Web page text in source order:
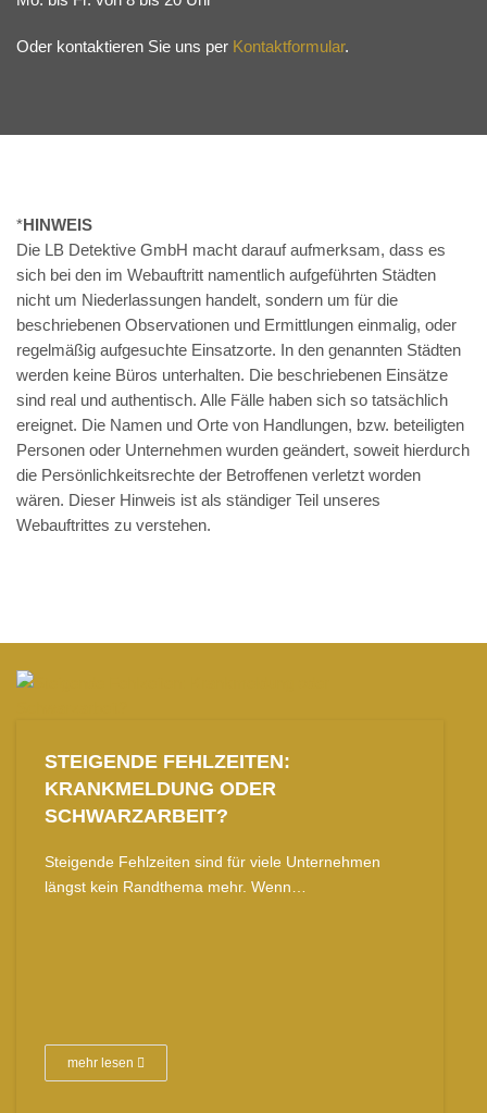
Oder kontaktieren Sie uns per Kontaktformular.
*HINWEIS
Die LB Detektive GmbH macht darauf aufmerksam, dass es
sich bei den im Webauftritt namentlich aufgeführten Städten
nicht um Niederlassungen handelt, sondern um für die
beschriebenen Observationen und Ermittlungen einmalig, oder
regelmäßig aufgesuchte Einsatzorte. In den genannten Städten
werden keine Büros unterhalten. Die beschriebenen Einsätze
sind real und authentisch. Alle Fälle haben sich so tatsächlich
ereignet. Die Namen und Orte von Handlungen, bzw. beteiligten
Personen oder Unternehmen wurden geändert, soweit hierdurch
die Persönlichkeitsrechte der Betroffenen verletzt worden
wären. Dieser Hinweis ist als ständiger Teil unseres
Webauftrittes zu verstehen.
STEIGENDE FEHLZEITEN:
KRANKMELDUNG ODER
SCHWARZARBEIT?
Steigende Fehlzeiten sind für viele Unternehmen
längst kein Randthema mehr. Wenn…
mehr lesen